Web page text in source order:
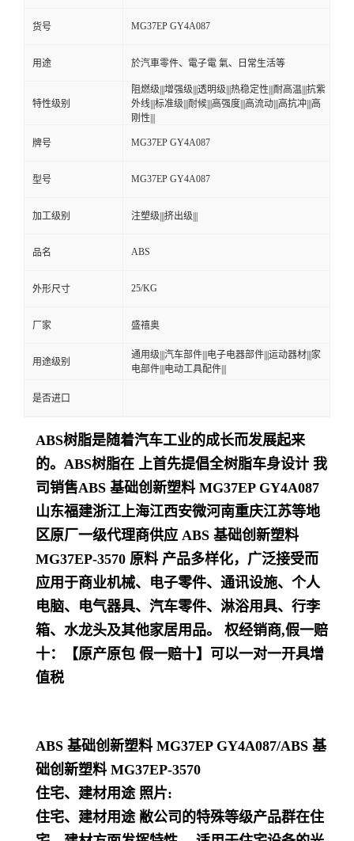
货号 MG37EP GY4A087
用途 於汽車零件、電子電 氣、日常生活等
特性级别
阻燃级|||增强级|||透明级|||热稳定性|||耐高温|||抗紫
外线|||标准级|||耐候|||高强度|||高流动|||高抗冲|||高
刚性|||
牌号 MG37EP GY4A087
型号 MG37EP GY4A087
加工级别 注塑级|||挤出级|||
品名 ABS
外形尺寸 25/KG
厂家 盛禧奥
用途级别
通用级|||汽车部件|||电子电器部件|||运动器材|||家
电部件|||电动工具配件|||
是否进口
ABS树脂是随着汽车工业的成长而发展起来
的。ABS树脂在 上首先提倡全树脂车身设计 我
司销售ABS 基础创新塑料 MG37EP GY4A087
山东福建浙江上海江西安微河南重庆江苏等地
区原厂一级代理商供应 ABS 基础创新塑料
MG37EP-3570 原料 产品多样化， 广泛接受而
应用于商业机械、电子零件、通讯设施、个人
电脑、电气器具、汽车零件、淋浴用具、行李
箱、水龙头及其他家居用品。
权经销商,假一赔
十：【原产原包 假一赔十】可以一对一开具增
值税
ABS 基础创新塑料 MG37EP GY4A087/ABS 基
础创新塑料 MG37EP-3570
住宅、建材用途 照片:
住宅、建材用途 敝公司的特殊等级产品群在住